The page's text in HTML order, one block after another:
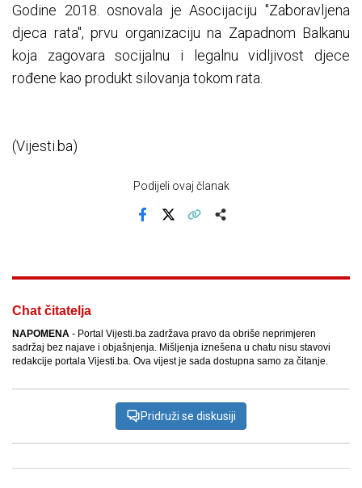
Godine 2018. osnovala je Asocijaciju "Zaboravljena
djeca rata", prvu organizaciju na Zapadnom Balkanu
koja zagovara socijalnu i legalnu vidljivost djece
rođene kao produkt silovanja tokom rata.
(Vijesti.ba)
Podijeli ovaj članak
Chat čitatelja
NAPOMENA - Portal Vijesti.ba zadržava pravo da obriše neprimjeren
sadržaj bez najave i objašnjenja. Mišljenja iznešena u chatu nisu stavovi
redakcije portala Vijesti.ba. Ova vijest je sada dostupna samo za čitanje.
Pridruži se diskusiji